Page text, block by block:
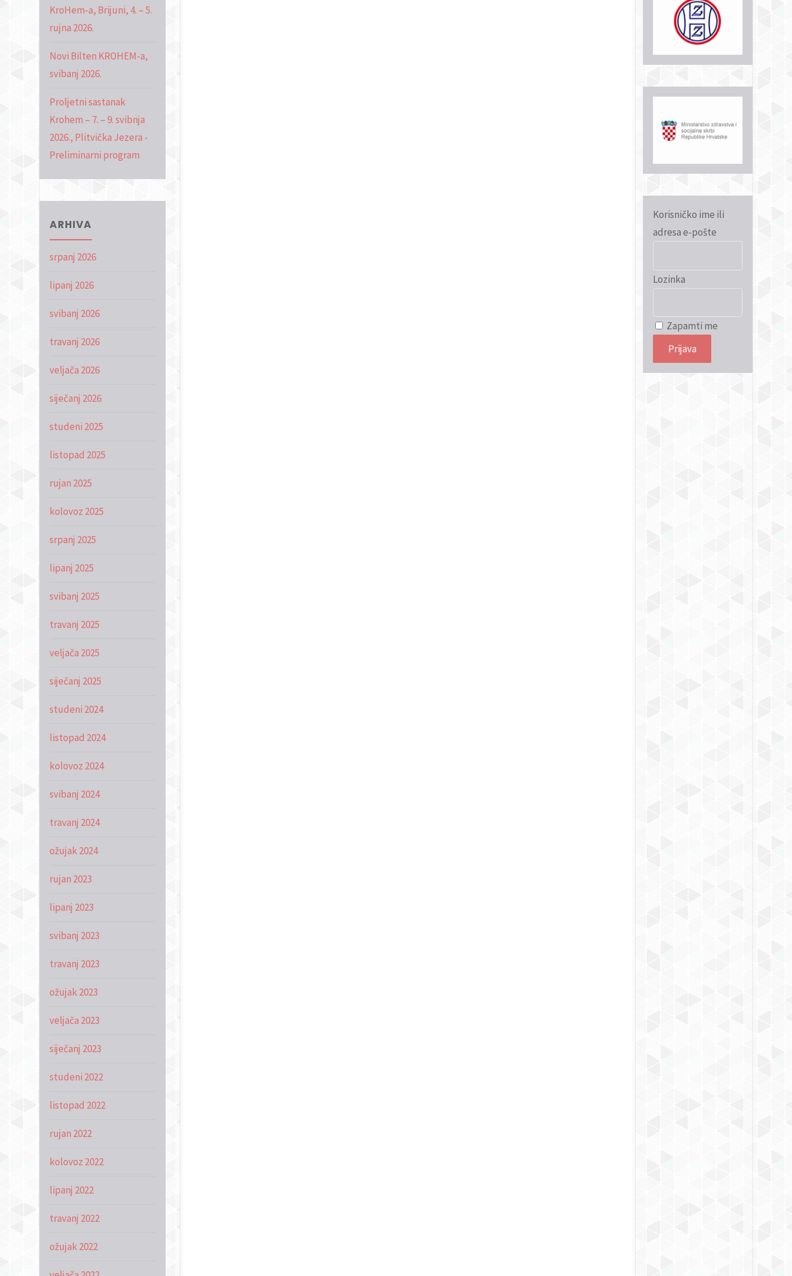
KroHem-a, Brijuni, 4. – 5.
rujna 2026.
Novi Bilten KROHEM-a,
svibanj 2026.
Proljetni sastanak
Krohem – 7. – 9. svibnja
2026., Plitvička Jezera -
Preliminarni program
ARHIVA
srpanj 2026
lipanj 2026
svibanj 2026
travanj 2026
veljača 2026
siječanj 2026
studeni 2025
listopad 2025
rujan 2025
kolovoz 2025
srpanj 2025
lipanj 2025
svibanj 2025
travanj 2025
veljača 2025
siječanj 2025
studeni 2024
listopad 2024
kolovoz 2024
svibanj 2024
travanj 2024
ožujak 2024
rujan 2023
lipanj 2023
svibanj 2023
travanj 2023
ožujak 2023
veljača 2023
siječanj 2023
studeni 2022
listopad 2022
rujan 2022
kolovoz 2022
lipanj 2022
travanj 2022
ožujak 2022
Korisničko ime ili
adresa e-pošte
Lozinka
Zapamti me